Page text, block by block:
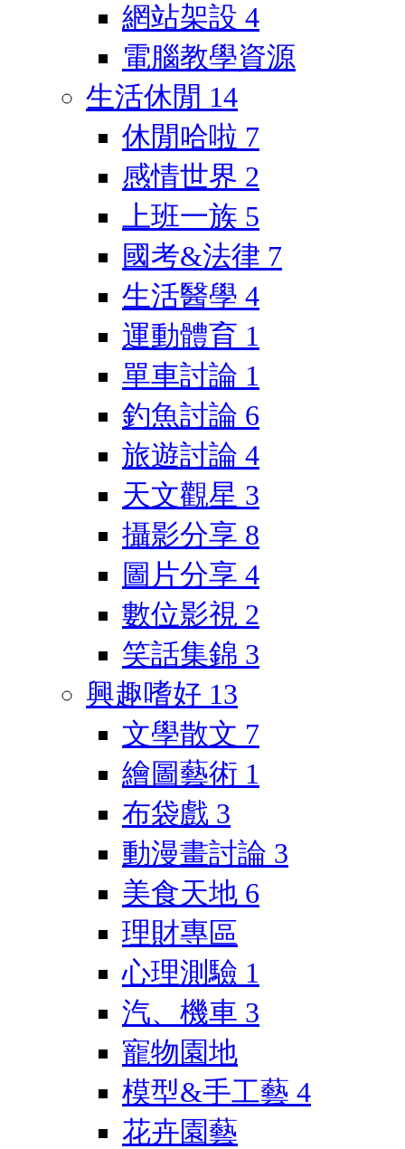
網站架設 4
電腦教學資源
生活休閒 14
休閒哈啦 7
感情世界 2
上班一族 5
國考&法律 7
生活醫學 4
運動體育 1
單車討論 1
釣魚討論 6
旅遊討論 4
天文觀星 3
攝影分享 8
圖片分享 4
數位影視 2
笑話集錦 3
興趣嗜好 13
文學散文 7
繪圖藝術 1
布袋戲 3
動漫畫討論 3
美食天地 6
理財專區
心理測驗 1
汽、機車 3
寵物園地
模型&手工藝 4
花卉園藝